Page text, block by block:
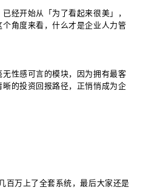
经开始从「为了看起来很美」，
角度来看，什么才是企业人力管
性感可言的模块，因为拥有最客
的投资回报路径，正悄悄成为企
百万上了全套系统，最后大家还是